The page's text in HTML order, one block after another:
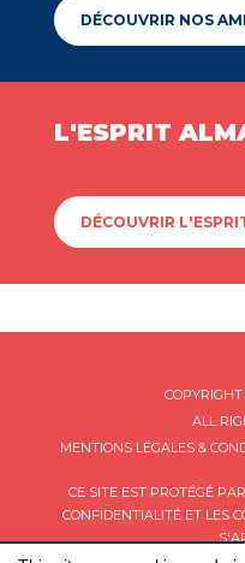
DÉCOUVRIR NOS
L'ESPRIT
DÉCOUVRIR
ALL
MENTIONS LÉGALES &
CE SITE EST PROTÉGÉ
CONFIDENTIALITÉET LES